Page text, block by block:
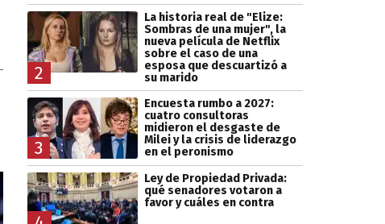
2
La historia real de "Elize:
Sombras de una mujer", la
nueva película de Netflix
sobre el caso de una
esposa que descuartizó a
su marido
3
Encuesta rumbo a 2027:
cuatro consultoras
midieron el desgaste de
Milei y la crisis de liderazgo
en el peronismo
Ley de Propiedad Privada:
qué senadores votaron a
favor y cuáles en contra